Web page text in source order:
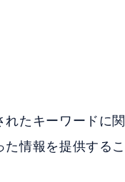
たキーワードに関
情報を提供するこ